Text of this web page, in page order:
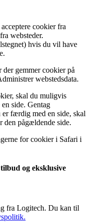
cookier fra
websteder.
hvis du vil have
gemmer cookier på
webstedsdata.
skal du muligvis
side. Gentag
færdig med en side, skal
den pågældende side.
for cookier i Safari i
og eksklusive
fra Logitech. Du kan til